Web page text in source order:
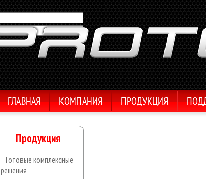
ГЛАВНАЯ КОМПАНИЯ ПРОДУКЦИЯ
Продукция
Готовые комплексные
решения